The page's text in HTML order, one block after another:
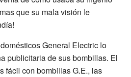
que su mala visión le
General Electric lo
publicitaria de sus bombillas. El
fácil con bombillas G.E., las